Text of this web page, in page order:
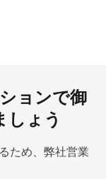
ョンで御
しょう
ため、弊社営業